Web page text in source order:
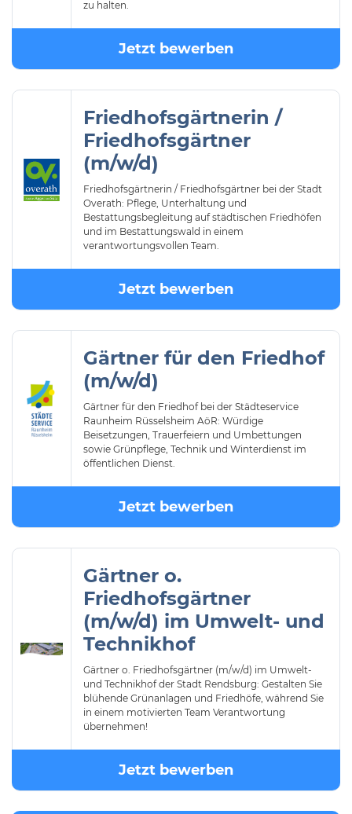
zu halten.
Jetzt bewerben
Friedhofsgärtnerin /
Friedhofsgärtner
(m/w/d)
Friedhofsgärtnerin / Friedhofsgärtner bei der Stadt
Overath: Pflege, Unterhaltung und
Bestattungsbegleitung auf städtischen Friedhöfen
und im Bestattungswald in einem
verantwortungsvollen Team.
Jetzt bewerben
Gärtner für den Friedhof
(m/w/d)
Gärtner für den Friedhof bei der Städteservice
Raunheim Rüsselsheim AöR: Würdige
Beisetzungen, Trauerfeiern und Umbettungen
sowie Grünpflege, Technik und Winterdienst im
öffentlichen Dienst.
Jetzt bewerben
Gärtner o.
Friedhofsgärtner
(m/w/d) im Umwelt- und
Technikhof
Gärtner o. Friedhofsgärtner (m/w/d) im Umwelt-
und Technikhof der Stadt Rendsburg: Gestalten Sie
blühende Grünanlagen und Friedhöfe, während Sie
in einem motivierten Team Verantwortung
übernehmen!
Jetzt bewerben